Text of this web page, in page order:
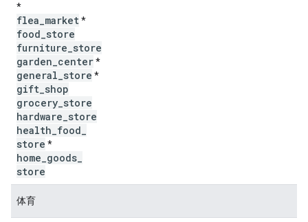
*
flea market*
food store
furniture store
garden center*
general store *
gift shop
grocery store
hardware store
health food
store *
home goods
store
体育